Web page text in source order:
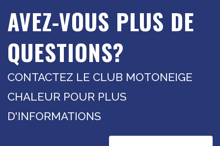
AVEZ-VOUS PLUS DE
QUESTIONS?
CONTACTEZ LE CLUB MOTONEIGE
CHALEUR POUR PLUS
D'INFORMATIONS